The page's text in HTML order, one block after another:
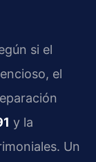
si el
el
y la
Un